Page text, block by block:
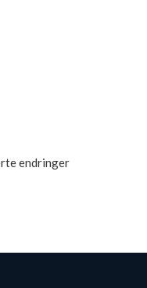
endringer